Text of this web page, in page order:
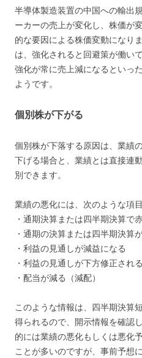
半導体製造装置の中国への輸出
ーカーの売上が変化し、株価が
的な要因による株価変動になり
は、強化されると回避策が働い
強化が常に売上減になるといっ
ようです。
個別株が下がる
個別株が下落する原因は、業績
下げる場合と、業績とは直接連
別できます。
業績の悪化には、次のような項
・通期決算または四半期決算で
・通期の決算または四半期決算
・利益の見通しが減益になる
・利益の見通しが下方修正される
・配当が減る（減配）
このような情報は、四半期決算
得られるので、開示情報を確認
的には業績の悪化もしくは悪化
ことが多いのですが、事前予想